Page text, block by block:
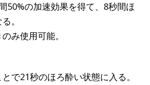
50%の加速効果を得て、8秒間ほ
。
み使用可能。
で21秒のほろ酔い状態に入る。